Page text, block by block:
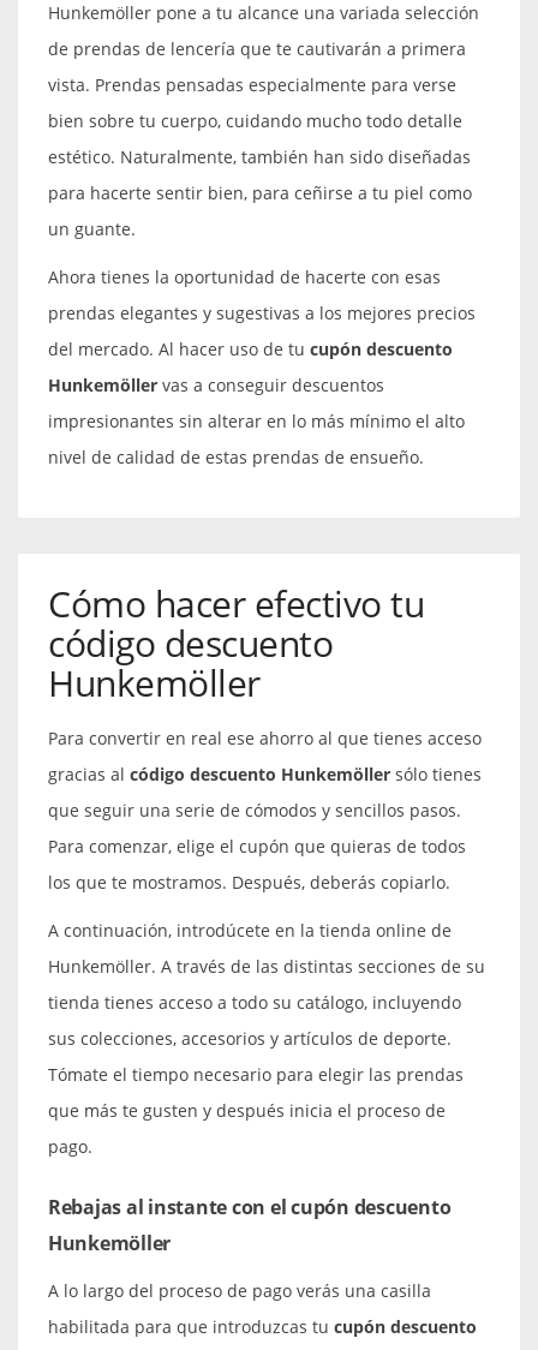
Hunkemöller pone a tu alcance una variada selección
de prendas de lencería que te cautivarán a primera
vista. Prendas pensadas especialmente para verse
bien sobre tu cuerpo, cuidando mucho todo detalle
estético. Naturalmente, también han sido diseñadas
para hacerte sentir bien, para ceñirse a tu piel como
un guante.
Ahora tienes la oportunidad de hacerte con esas
prendas elegantes y sugestivas a los mejores precios
del mercado. Al hacer uso de tu cupón descuento
Hunkemöller vas a conseguir descuentos
impresionantes sin alterar en lo más mínimo el alto
nivel de calidad de estas prendas de ensueño.
Cómo hacer efectivo tu
código descuento
Hunkemöller
Para convertir en real ese ahorro al que tienes acceso
gracias al código descuento Hunkemöller sólo tienes
que seguir una serie de cómodos y sencillos pasos.
Para comenzar, elige el cupón que quieras de todos
los que te mostramos. Después, deberás copiarlo.
A continuación, introdúcete en la tienda online de
Hunkemöller. A través de las distintas secciones de su
tienda tienes acceso a todo su catálogo, incluyendo
sus colecciones, accesorios y artículos de deporte.
Tómate el tiempo necesario para elegir las prendas
que más te gusten y después inicia el proceso de
pago.
Rebajas al instante con el cupón descuento
Hunkemöller
A lo largo del proceso de pago verás una casilla
habilitada para que introduzcas tu cupón descuento